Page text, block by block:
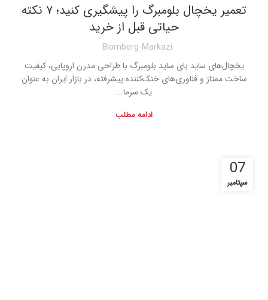
تعمیر یخچال بلومبرگ را پیشگیری کنید؛ ۷ نکته
حیاتی قبل از خرید
Blomberg-Markazi
یخچال‌های ساید بای ساید بلومبرگ با طراحی مدرن اروپایی، کیفیت
ساخت ممتاز و فناوری‌های خنک‌کننده پیشرفته، در بازار ایران به عنوان
یک سرما...
ادامه مطلب
07
سپتامبر